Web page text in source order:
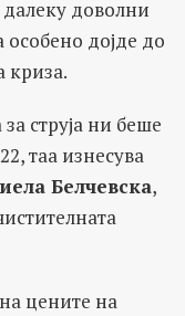
доволни
особено дојде до
криза.
струја ни беше
таа изнесува
Белчевска,
цените на